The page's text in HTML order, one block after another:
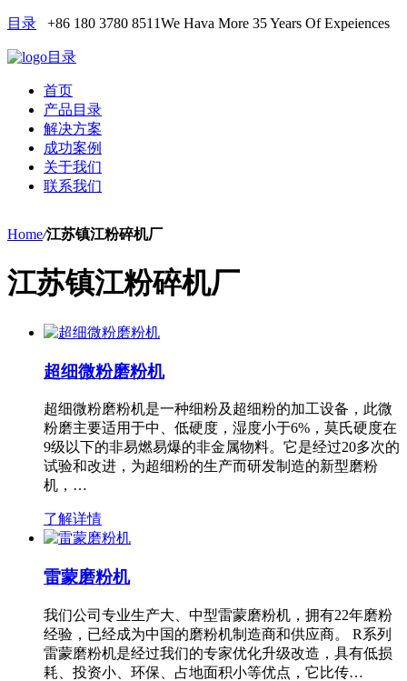
目录 +86 180 3780 8511We Hava More 35 Years Of Expeiences
目录
首页
产品目录
解决方案
成功案例
关于我们
联系我们
Home/江苏镇江粉碎机厂
江苏镇江粉碎机厂
超细微粉磨粉机
超细微粉磨粉机是一种细粉及超细粉的加工设备，此微
粉磨主要适用于中、低硬度，湿度小于6%，莫氏硬度在
9级以下的非易燃易爆的非金属物料。它是经过20多次的
试验和改进，为超细粉的生产而研发制造的新型磨粉
机，…
了解详情
雷蒙磨粉机
我们公司专业生产大、中型雷蒙磨粉机，拥有22年磨粉
经验，已经成为中国的磨粉机制造商和供应商。 R系列
雷蒙磨粉机是经过我们的专家优化升级改造，具有低损
耗、投资小、环保、占地面积小等优点，它比传…